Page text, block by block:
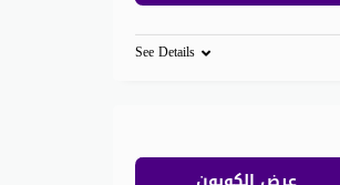
See Details